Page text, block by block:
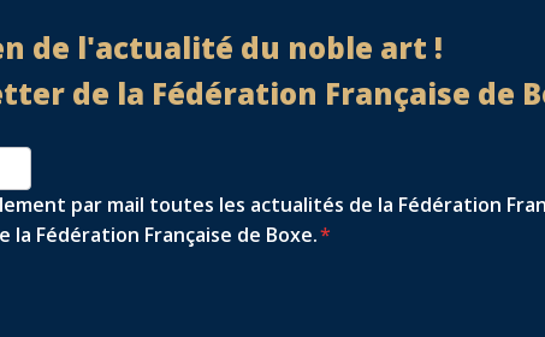
de l'actualité du noble art !
de la Fédération Française de
par mail toutes les actualités de la Fédération
Fédération Française de Boxe.*